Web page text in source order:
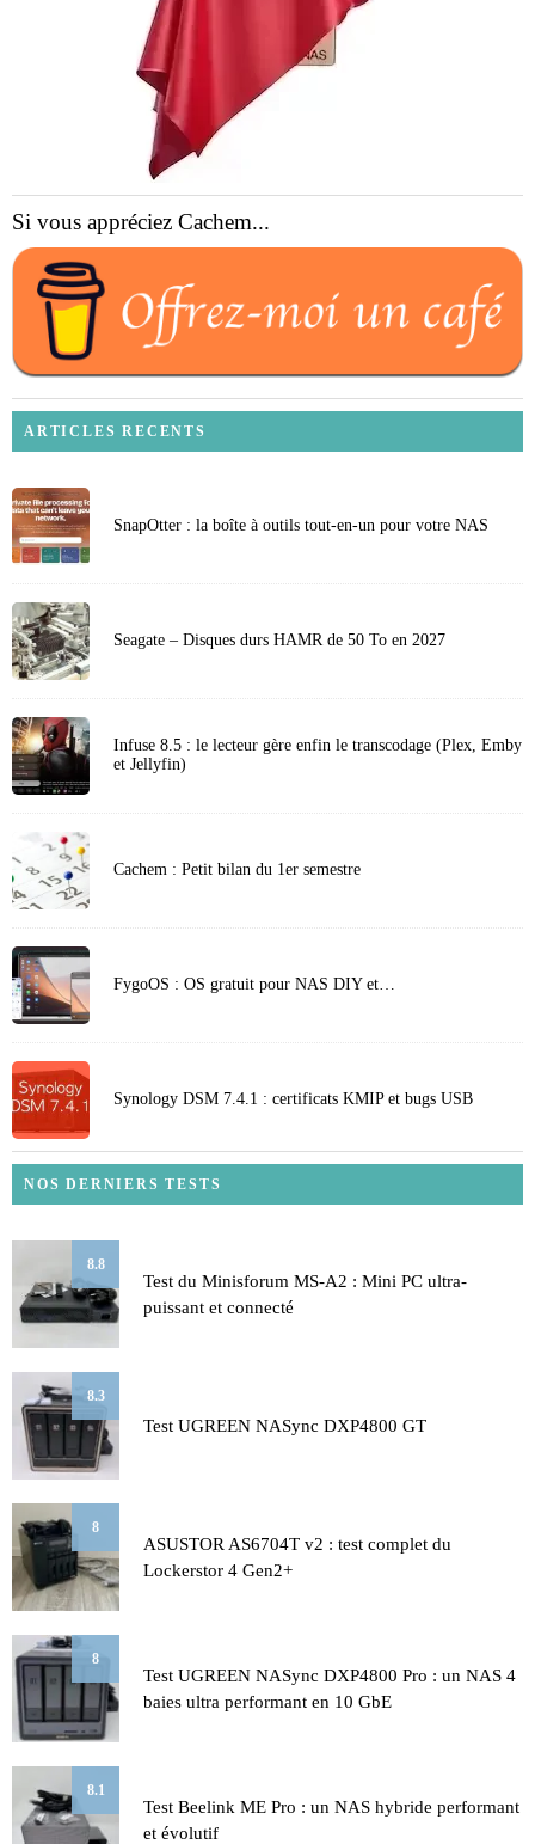
Si vous appréciez Cachem...
ARTICLES RECENTS
SnapOtter : la boîte à outils tout-en-un pour votre NAS
Seagate – Disques durs HAMR de 50 To en 2027
Infuse 8.5 : le lecteur gère enfin le transcodage (Plex, Emby
et Jellyfin)
Cachem : Petit bilan du 1er semestre
FygoOS : OS gratuit pour NAS DIY et…
Synology DSM 7.4.1 : certificats KMIP et bugs USB
NOS DERNIERS TESTS
8.8
Test du Minisforum MS-A2 : Mini PC ultra-
puissant et connecté
8.3
Test UGREEN NASync DXP4800 GT
8
ASUSTOR AS6704T v2 : test complet du
Lockerstor 4 Gen2+
8
Test UGREEN NASync DXP4800 Pro : un NAS 4
baies ultra performant en 10 GbE
8.1
Test Beelink ME Pro : un NAS hybride performant
et évolutif